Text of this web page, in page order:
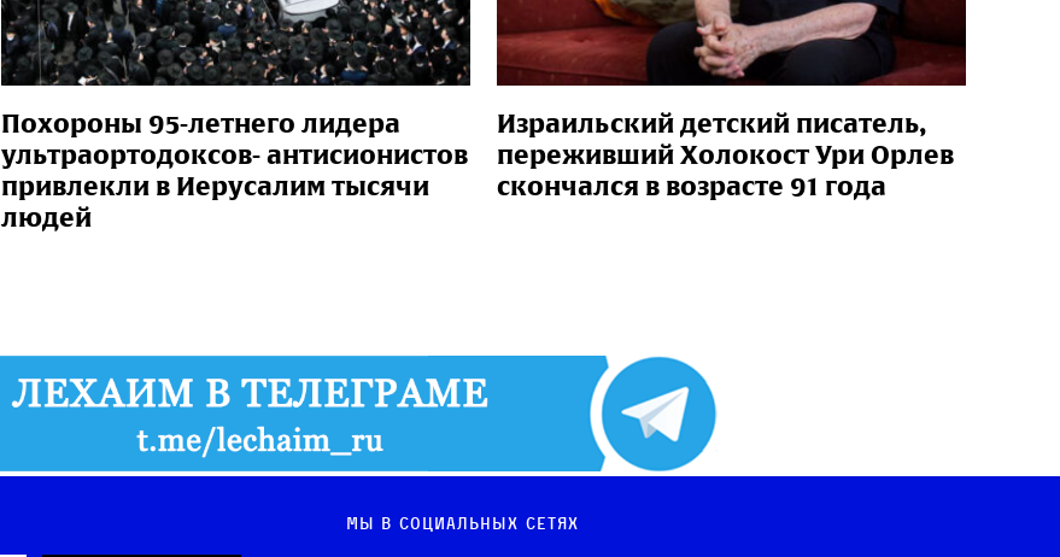
Похороны 95-летнего лидера
ультраортодоксов- антисионистов
привлекли в Иерусалим тысячи
людей
Израильский детский писатель,
переживший Холокост Ури Орлев
скончался в возрасте 91 года
Мы в социальных сетях